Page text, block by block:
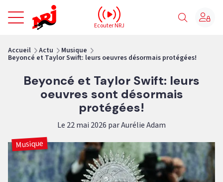
NRJ - Accueil
Ecouter NRJ
Accueil Actu Musique
Beyoncé et Taylor Swift: leurs oeuvres désormais protégées!
Beyoncé et Taylor Swift: leurs
oeuvres sont désormais
protégées!
Le 22 mai 2026 par Aurélie Adam
Musique